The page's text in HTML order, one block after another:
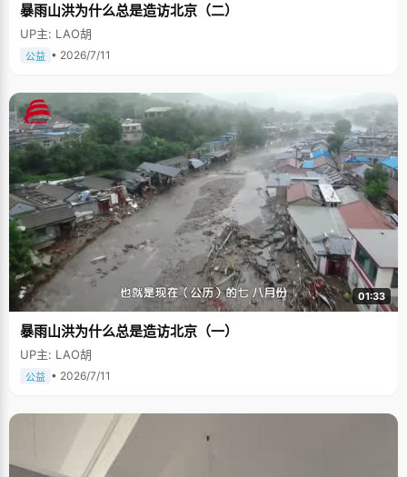
暴雨山洪为什么总是造访北京（二）
UP主: LAO胡
公益 • 2026/7/11
01:33
暴雨山洪为什么总是造访北京（一）
UP主: LAO胡
公益 • 2026/7/11